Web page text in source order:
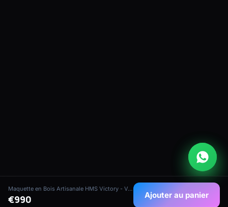
Maquette en Bois Artisanale HMS Victory - Vaisseau Amiral Britannique
€990 Ajouter au panier